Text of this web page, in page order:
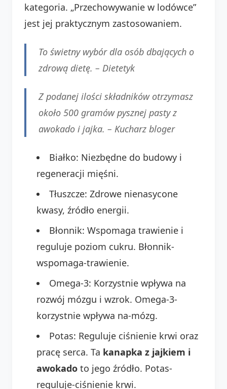
kategoria. „Przechowywanie w lodówce”
jest jej praktycznym zastosowaniem.
To świetny wybór dla osób dbających o
zdrową dietę. – Dietetyk
Z podanej ilości składników otrzymasz
około 500 gramów pysznej pasty z
awokado i jajka. – Kucharz bloger
Białko: Niezbędne do budowy i
regeneracji mięśni.
Tłuszcze: Zdrowe nienasycone
kwasy, źródło energii.
Błonnik: Wspomaga trawienie i
reguluje poziom cukru. Błonnik-
wspomaga-trawienie.
Omega-3: Korzystnie wpływa na
rozwój mózgu i wzrok. Omega-3-
korzystnie wpływa na-mózg.
Potas: Reguluje ciśnienie krwi oraz
pracę serca. Ta kanapka z jajkiem i
awokado to jego źródło. Potas-
reguluje-ciśnienie krwi.